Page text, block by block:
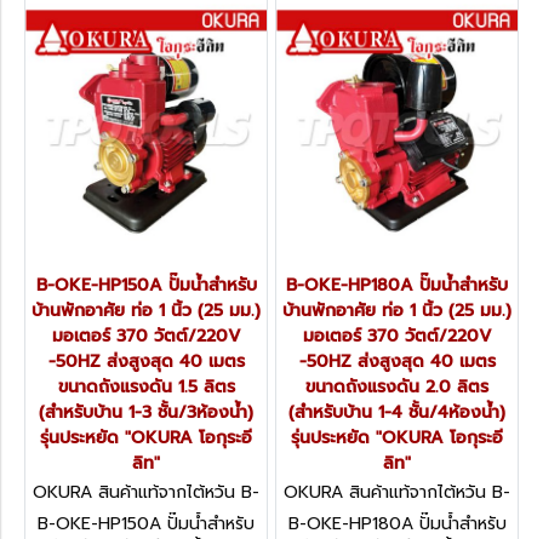
B-OKE-HP150A ปั๊มน้ำสำหรับ
บ้านพักอาศัย ท่อ 1 นิ้ว (25 มม.)
มอเตอร์ 370 วัตต์/220V
-50HZ ส่งสูงสุด 40 เมตร
ขนาดถังแรงดัน 1.5 ลิตร
(สำหรับบ้าน 1-3 ชั้น/3ห้องน้ำ)
รุ่นประหยัด "OKURA โอกุระอี
ลิท"
OKURA สินค้าแท้จากไต้หวัน B-
OKE-HP150A
B-OKE-HP150A ปั๊มน้ำสำหรับ
B-OKE-HP180A ปั๊มน้ำสำหรับ
บ้านพักอาศัย ท่อ 1 นิ้ว (25 มม.)
มอเตอร์ 370 วัตต์/220V
-50HZ ส่งสูงสุด 40 เมตร
ขนาดถังแรงดัน 2.0 ลิตร
(สำหรับบ้าน 1-4 ชั้น/4ห้องน้ำ)
รุ่นประหยัด "OKURA โอกุระอี
ลิท"
OKURA สินค้าแท้จากไต้หวัน B-
OKE-HP180A
B-OKE-HP180A ปั๊มน้ำสำหรับ